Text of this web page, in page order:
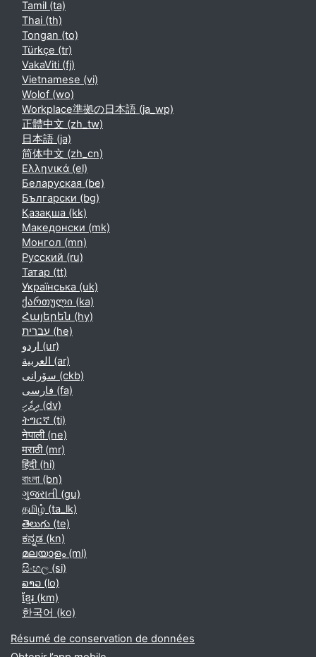
Tamil ‎(ta)‎
Thai ‎(th)‎
Tongan ‎(to)‎
Türkçe ‎(tr)‎
VakaViti ‎(fj)‎
Vietnamese ‎(vi)‎
Wolof ‎(wo)‎
Workplace準拠の日本語 ‎(ja_wp)‎
正體中文 ‎(zh_tw)‎
日本語 ‎(ja)‎
简体中文 ‎(zh_cn)‎
Ελληνικά ‎(el)‎
Беларуская ‎(be)‎
Български ‎(bg)‎
Қазақша ‎(kk)‎
Македонски ‎(mk)‎
Монгол ‎(mn)‎
Русский ‎(ru)‎
Татар ‎(tt)‎
Українська ‎(uk)‎
ქართული ‎(ka)‎
Հայերեն ‎(hy)‎
עברית ‎(he)‎
اردو ‎(ur)‎
العربية ‎(ar)‎
سۆرانی ‎(ckb)‎
فارسی ‎(fa)‎
ދިވެހި ‎(dv)‎
ትግርኛ ‎(ti)‎
नेपाली ‎(ne)‎
मराठी ‎(mr)‎
हिंदी ‎(hi)‎
বাংলা ‎(bn)‎
ગુજરાતી ‎(gu)‎
தமிழ் ‎(ta_lk)‎
తెలుగు ‎(te)‎
ಕನ್ನಡ ‎(kn)‎
മലയാളം ‎(ml)‎
සිංහල ‎(si)‎
ລາວ ‎(lo)‎
ខ្មែរ ‎(km)‎
한국어 ‎(ko)‎
Résumé de conservation de données